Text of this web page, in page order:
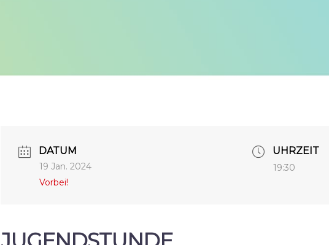
DATUM
19 Jan. 2024
Vorbei!
UHRZEIT
19:30